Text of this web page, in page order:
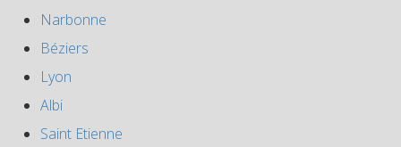
Narbonne
Béziers
Lyon
Albi
Saint Etienne